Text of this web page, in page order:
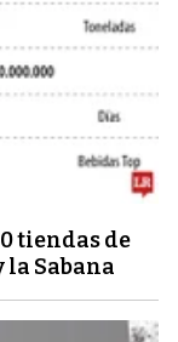
tiendas de
la Sabana